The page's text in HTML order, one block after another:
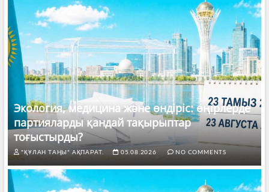
Экология, медицина және өндіріс: өңірлерде
партияларды қандай тақырыптар
тоғыстырды?
"ҚҰЛАН ТАҢЫ" АҚПАРАТ. 05.08.2026 NO COMMENTS